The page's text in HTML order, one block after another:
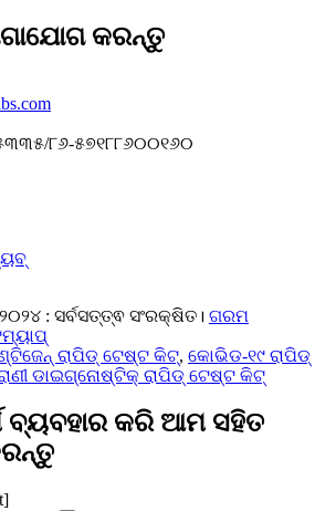
କରନ୍ତୁ
୮୬-୫୭୧୮୮୬୦୦୧୬୦
: ସର୍ବସତ୍ତ୍ଵ ସଂରକ୍ଷିତ। ଗରମ
ରାପିଡ୍ ଟେଷ୍ଟ କିଟ୍, କୋଭିଡ-୧୯ ରାପିଡ୍
ଡାଇଗ୍ନୋଷ୍ଟିକ୍ ରାପିଡ୍ ଟେଷ୍ଟ କିଟ୍
ବ୍ୟବହାର କରି ଆମ ସହିତ